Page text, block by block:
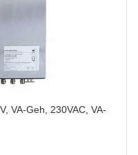
VA-Geh, 230VAC, VA-